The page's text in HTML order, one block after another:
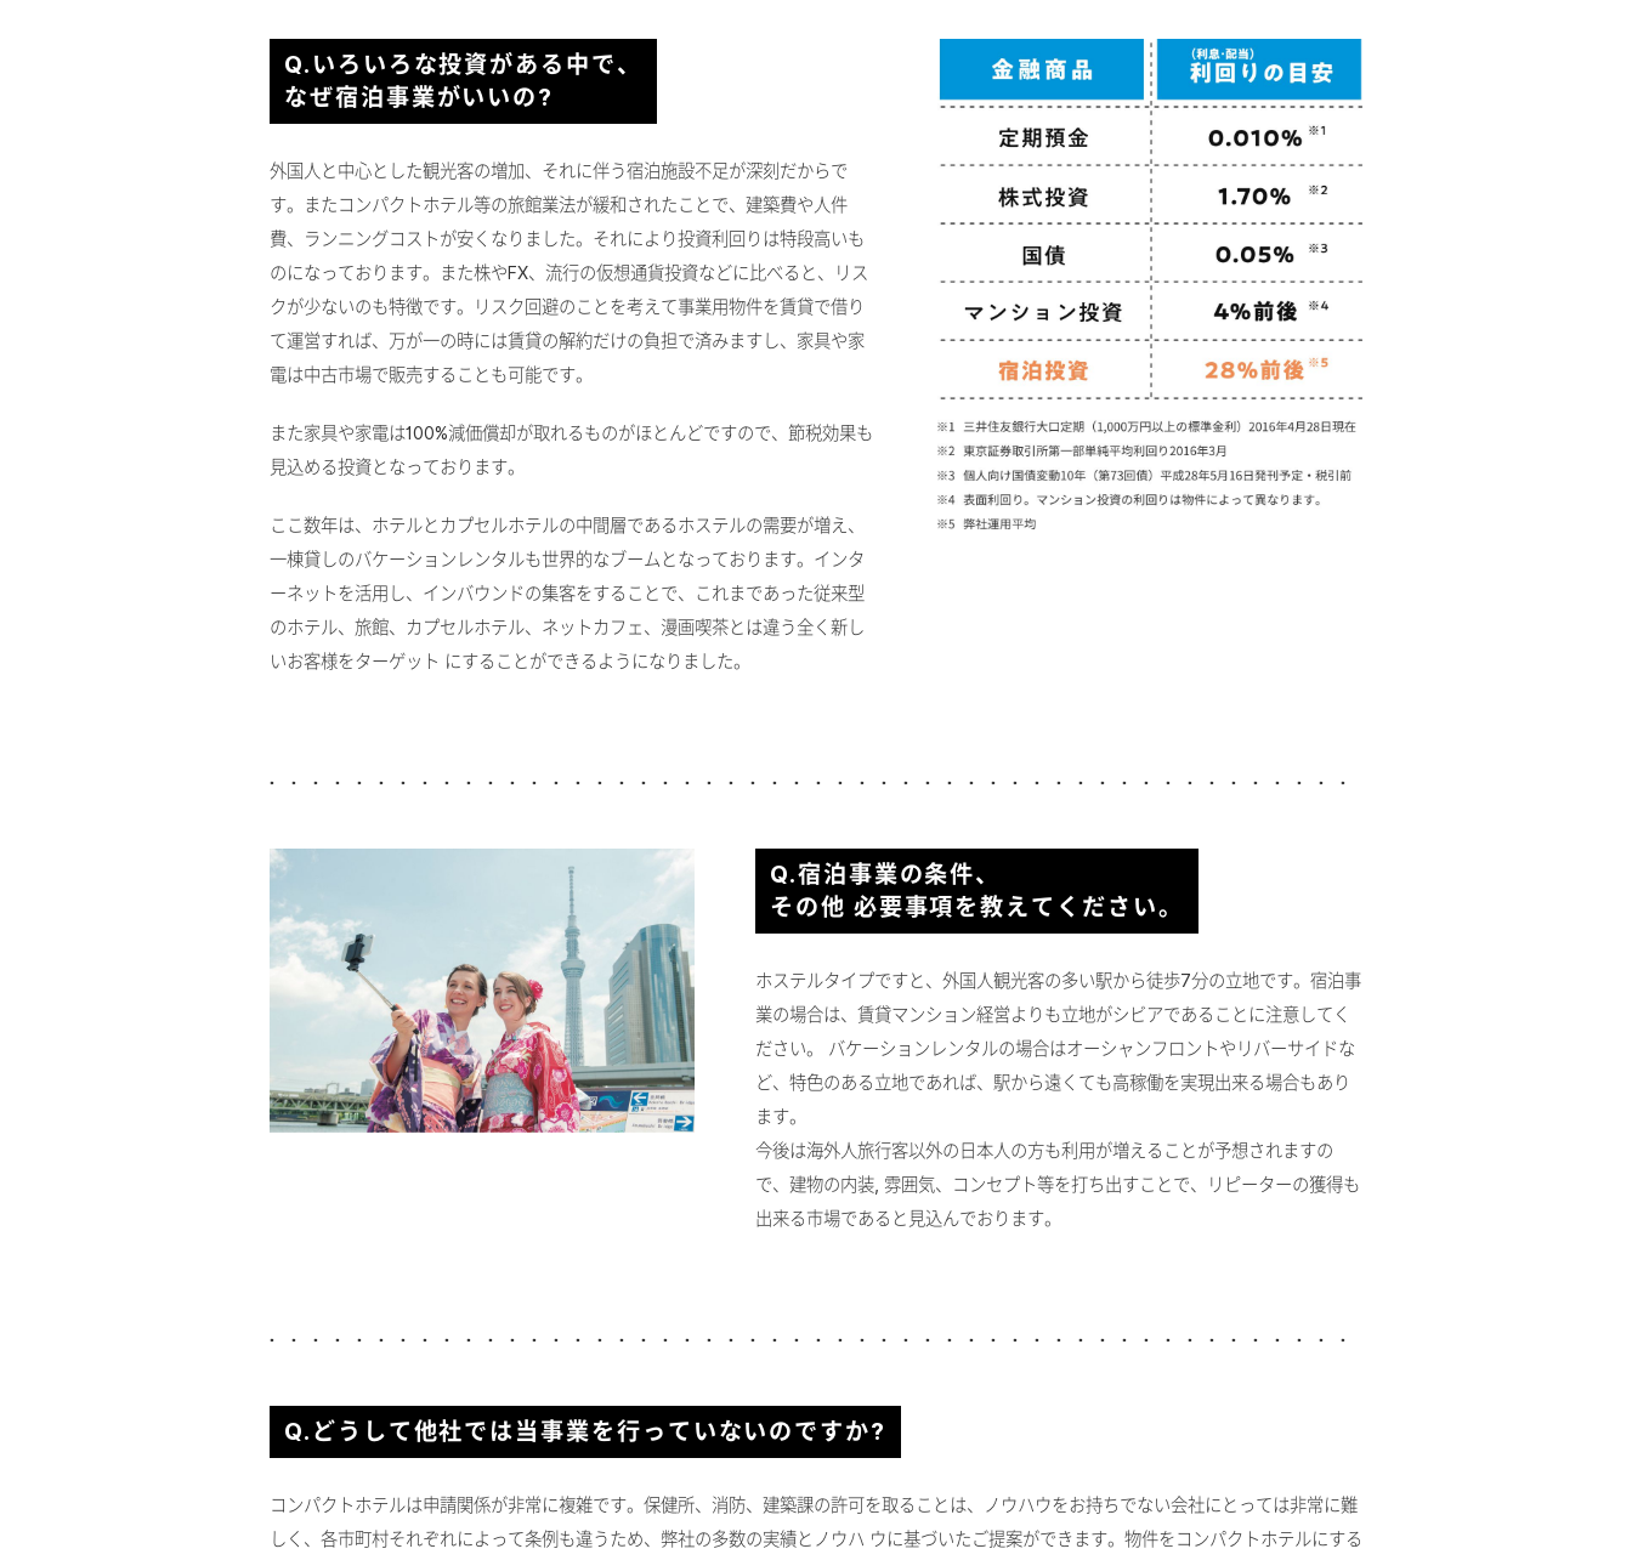
Q.いろいろな投資がある中で、
なぜ宿泊事業がいいの?
外国人と中心とした観光客の増加、それに伴う宿泊施設不足が深刻だからで
す。またコンパクトホテル等の旅館業法が緩和されたことで、建築費や人件
費、ランニングコストが安くなりました。それにより投資利回りは特段高いも
のになっております。また株やFX、流行の仮想通貨投資などに比べると、リス
クが少ないのも特徴です。リスク回避のことを考えて事業用物件を賃貸で借り
て運営すれば、万が一の時には賃貸の解約だけの負担で済みますし、家具や家
電は中古市場で販売することも可能です。
また家具や家電は100%減価償却が取れるものがほとんどですので、節税効果も
見込める投資となっております。
ここ数年は、ホテルとカプセルホテルの中間層であるホステルの需要が増え、
一棟貸しのバケーションレンタルも世界的なブームとなっております。インタ
ーネットを活用し、インバウンドの集客をすることで、これまであった従来型
のホテル、旅館、カプセルホテル、ネットカフェ、漫画喫茶とは違う全く新し
いお客様をターゲット にすることができるようになりました。
Q.宿泊事業の条件、
その他 必要事項を教えてください。
ホステルタイプですと、外国人観光客の多い駅から徒歩7分の立地です。宿泊事
業の場合は、賃貸マンション経営よりも立地がシビアであることに注意してく
ださい。 バケーションレンタルの場合はオーシャンフロントやリバーサイドな
ど、特色のある立地であれば、駅から遠くても高稼働を実現出来る場合もあり
ます。
今後は海外人旅行客以外の日本人の方も利用が増えることが予想されますの
で、建物の内装, 雰囲気、コンセプト等を打ち出すことで、リピーターの獲得も
出来る市場であると見込んでおります。
Q.どうして他社では当事業を行っていないのですか?
コンパクトホテルは申請関係が非常に複雑です。保健所、消防、建築課の許可を取ることは、ノウハウをお持ちでない会社にとっては非常に難
しく、各市町村それぞれによって条例も違うため、弊社の多数の実績とノウハ ウに基づいたご提案ができます。物件をコンパクトホテルにする